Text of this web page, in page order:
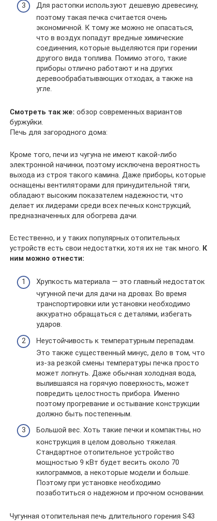
Для растопки используют дешевую древесину,
поэтому такая печка считается очень
экономичной. К тому же можно не опасаться,
что в воздух попадут вредные химические
соединения, которые выделяются при горении
другого вида топлива. Помимо этого, такие
приборы отлично работают и на других
деревообрабатывающих отходах, а также на
угле.
Смотреть так же: обзор современных вариантов
буржуйки.
Печь для загородного дома:
Кроме того, печи из чугуна не имеют какой-либо
электронной начинки, поэтому исключена вероятность
выхода из строя такого камина. Даже приборы, которые
оснащены вентиляторами для принудительной тяги,
обладают высоким показателем надежности, что
делает их лидерами среди всех печных конструкций,
предназначенных для обогрева дачи.
Естественно, и у таких популярных отопительных
устройств есть свои недостатки, хотя их не так много. К
ним можно отнести:
Хрупкость материала — это главный недостаток
чугунной печи для дачи на дровах. Во время
транспортировки или установки необходимо
аккуратно обращаться с деталями, избегать
ударов.
Неустойчивость к температурным перепадам.
Это также существенный минус, дело в том, что
из-за резкой смены температуры печка просто
может лопнуть. Даже обычная холодная вода,
вылившаяся на горячую поверхность, может
повредить целостность прибора. Именно
поэтому прогревание и остывание конструкции
должно быть постепенным.
Большой вес. Хоть такие печки и компактны, но
конструкция в целом довольно тяжелая.
Стандартное отопительное устройство
мощностью 9 кВт будет весить около 70
килограммов, а некоторые модели и больше.
Поэтому при установке необходимо
позаботиться о надежном и прочном основании.
Чугунная отопительная печь длительного горения S43